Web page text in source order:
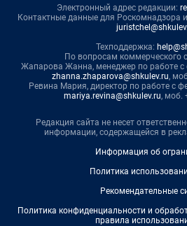
Электронный адрес редакции:
Контактные данные для Роскомнадзора
Техподдержка:
По вопросам коммерческого
Жапарова Жанна, менеджер по работе
zhanna.zhaparova@shkulev.ru,
Ревина Мария, директор по работе с
mariya.revina@shkulev.ru, моб.
Редакция сайта не несет
информации, содержащейся в
Информация об
Политика
Рекомендательные
Политика конфиденциальности и
правила